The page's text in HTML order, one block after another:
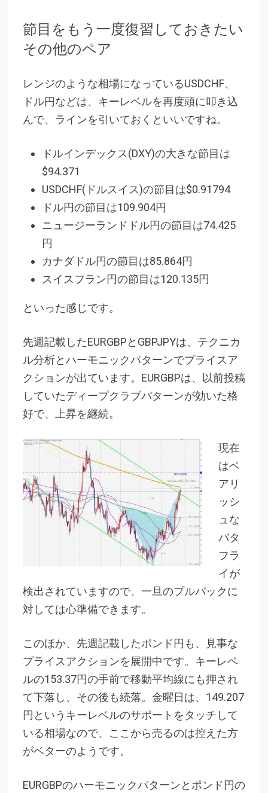
節目をもう一度復習しておきたい
その他のペア
レンジのような相場になっているUSDCHF、
ドル円などは、キーレベルを再度頭に叩き込
んで、ラインを引いておくといいですね。
ドルインデックス(DXY)の大きな節目は
$94.371
USDCHF(ドルスイス)の節目は$0.91794
ドル円の節目は109.904円
ニュージーランドドル円の節目は74.425
円
カナダドル円の節目は85.864円
スイスフラン円の節目は120.135円
といった感じです。
先週記載したEURGBPとGBPJPYは、テクニカ
ル分析とハーモニックパターンでプライスア
クションが出ています。EURGBPは、以前投稿
していたディープクラブパターンが効いた格
好で、上昇を継続。
現在
はベ
アリ
ッシ
ュな
バタ
フラ
イが
検出されていますので、一旦のプルバックに
対しては心準備できます。
このほか、先週記載したポンド円も、見事な
プライスアクションを展開中です。キーレベ
ルの153.37円の手前で移動平均線にも押され
て下落し、その後も続落。金曜日は、149.207
円というキーレベルのサポートをタッチして
いる相場なので、ここから売るのは控えた方
がベターのようです。
EURGBPのハーモニックパターンとポンド円の